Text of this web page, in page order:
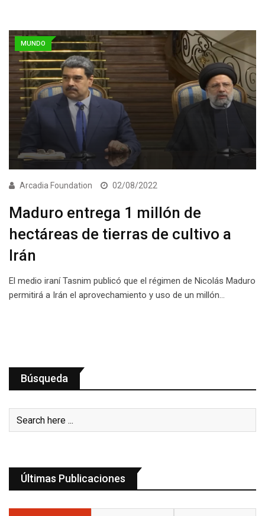
MUNDO
Arcadia Foundation 02/08/2022
Maduro entrega 1 millón de
hectáreas de tierras de cultivo a
Irán
El medio iraní Tasnim publicó que el régimen de Nicolás Maduro
permitirá a Irán el aprovechamiento y uso de un millón…
Búsqueda
Últimas Publicaciones